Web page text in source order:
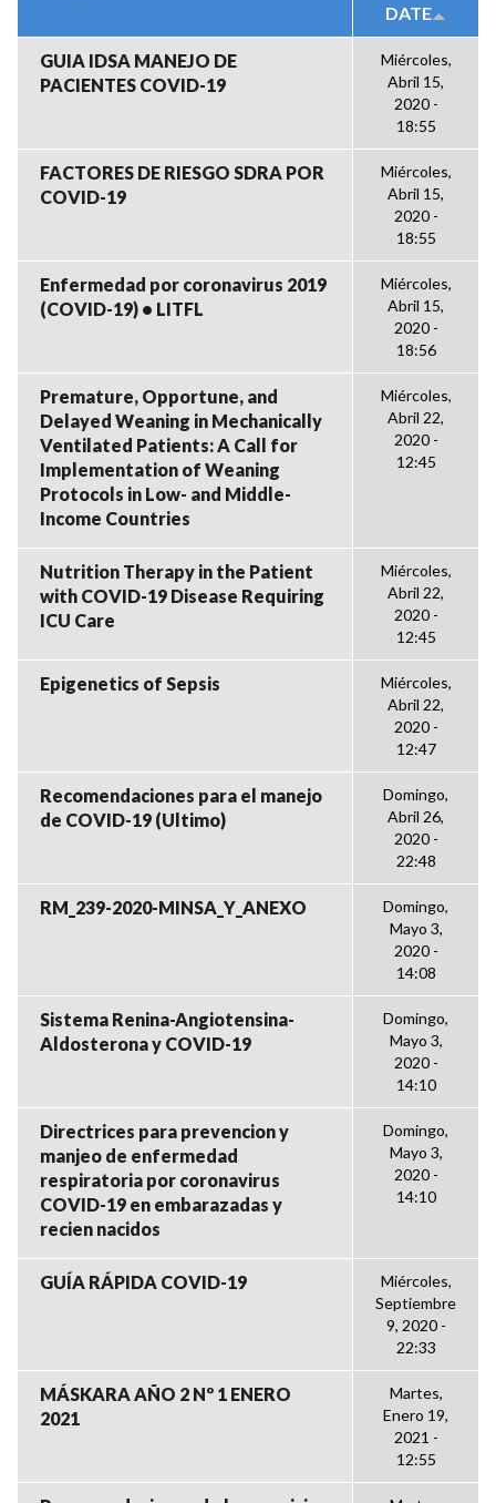
DATE
GUIA IDSA MANEJO DE
PACIENTES COVID-19
Miércoles,
Abril 15,
2020 -
18:55
FACTORES DE RIESGO SDRA POR
COVID-19
Miércoles,
Abril 15,
2020 -
18:55
Enfermedad por coronavirus 2019
(COVID-19) • LITFL
Miércoles,
Abril 15,
2020 -
18:56
Premature, Opportune, and
Delayed Weaning in Mechanically
Ventilated Patients: A Call for
Implementation of Weaning
Protocols in Low- and Middle-
Income Countries
Miércoles,
Abril 22,
2020 -
12:45
Nutrition Therapy in the Patient
with COVID-19 Disease Requiring
ICU Care
Miércoles,
Abril 22,
2020 -
12:45
Epigenetics of Sepsis
Miércoles,
Abril 22,
2020 -
12:47
Recomendaciones para el manejo
de COVID-19 (Ultimo)
Domingo,
Abril 26,
2020 -
22:48
RM_239-2020-MINSA_Y_ANEXO
Domingo,
Mayo 3,
2020 -
14:08
Sistema Renina-Angiotensina-
Aldosterona y COVID-19
Domingo,
Mayo 3,
2020 -
14:10
Directrices para prevencion y
manjeo de enfermedad
respiratoria por coronavirus
COVID-19 en embarazadas y
recien nacidos
Domingo,
Mayo 3,
2020 -
14:10
GUÍA RÁPIDA COVID-19
Miércoles,
Septiembre
9, 2020 -
22:33
MÁSKARA AÑO 2 Nº 1 ENERO
2021
Martes,
Enero 19,
2021 -
12:55